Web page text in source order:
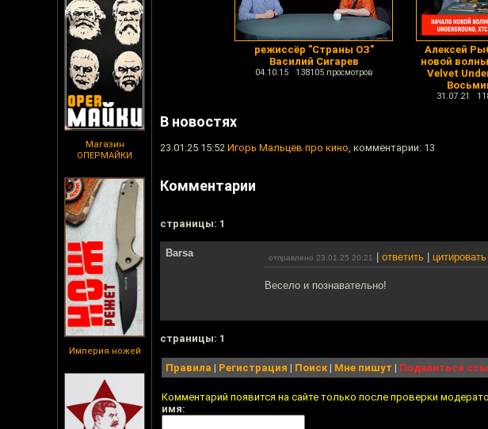
Магазин
ОПЕРМАЙКИ
Империя ножей
режиссёр "Страны ОЗ"
Василий Сигарев
04.10.15 138105 просмотров
Алексей
новой
Velvet
31.07.21
В новостях
23.01.25 15:52 Игорь Мальцев про кино, комментарии: 13
Комментарии
cтраницы: 1
Barsa отправлено 23.01.25 20:21 ответить цитировать
Весело и познавательно!
cтраницы: 1
Правила | Регистрация | Поиск| Мне пишут | Поделиться
Комментарий появится на сайте только после проверки
имя: